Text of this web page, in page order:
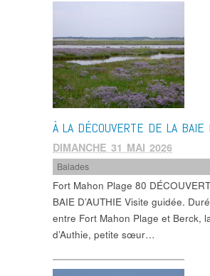
À LA DÉCOUVERTE DE LA BAIE
DIMANCHE 31 MAI 2026
Balades
Fort Mahon Plage 80
BAIE D’AUTHIE Visite guidée.
entre Fort Mahon Plage et Berck,
d’Authie, petite sœur…